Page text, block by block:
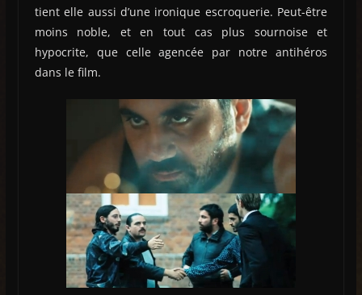
tient elle aussi d’une ironique escroquerie. Peut-être
moins noble, et en tout cas plus sournoise et
hypocrite, que celle agencée par notre antihéros
dans le film.